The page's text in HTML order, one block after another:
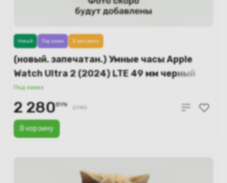
(новый. запечатан.) Умные часы Apple
Watch Ultra 2 (2024) LTE 49 мм черный
титановый корпус/черный ремешок
миланская петля – L (MX5V3)
Под заказ
В корзину
Новый Под заказ В рассрочку
2 280BYN 2740